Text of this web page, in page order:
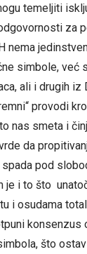
temeljiti
za
nema
simbole, već
ali i drugih iz
provodi
nas smeta i
da
pod
je i to što
i osudama
konsenzus
što